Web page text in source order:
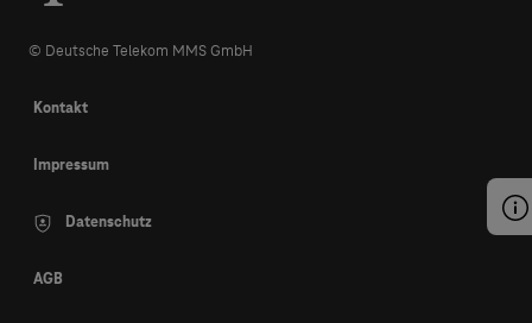
© Deutsche Telekom MMS GmbH
Kontakt
Impressum
Datenschutz
AGB